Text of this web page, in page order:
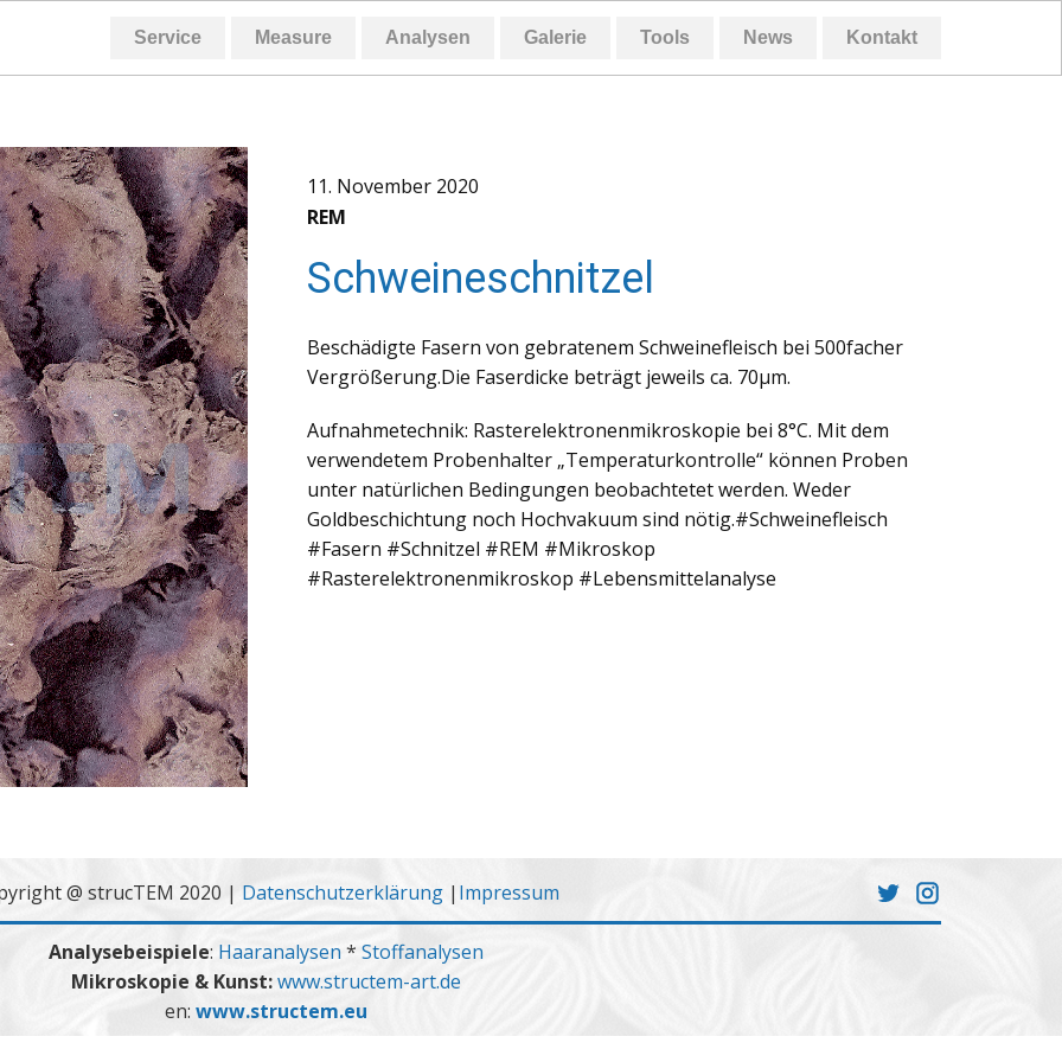
Service Measure Analysen Galerie Tools News Kontakt
11. November 2020
REM
Schweineschnitzel
Beschädigte Fasern von gebratenem Schweinefleisch bei 500facher
Vergrößerung.Die Faserdicke beträgt jeweils ca. 70µm.
Aufnahmetechnik: Rasterelektronenmikroskopie bei 8°C. Mit dem
verwendetem Probenhalter „Temperaturkontrolle“ können Proben
unter natürlichen Bedingungen beobachtetet werden. Weder
Goldbeschichtung noch Hochvakuum sind nötig.#Schweinefleisch
#Fasern #Schnitzel #REM #Mikroskop
#Rasterelektronenmikroskop #Lebensmittelanalyse
@ strucTEM 2020 | Datenschutzerklärung| Impressum
Analysebeispiele: Haaranalysen* Stoffanalysen
Mikroskopie & Kunst: www.structem-art.de
en: www.structem.eu